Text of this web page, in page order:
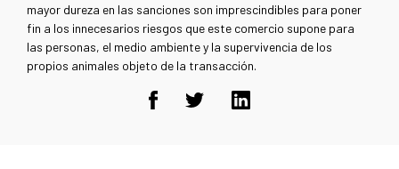
mayor dureza en las sanciones son imprescindibles para poner
fin a los innecesarios riesgos que este comercio supone para
las personas, el medio ambiente y la supervivencia de los
propios animales objeto de la transacción.